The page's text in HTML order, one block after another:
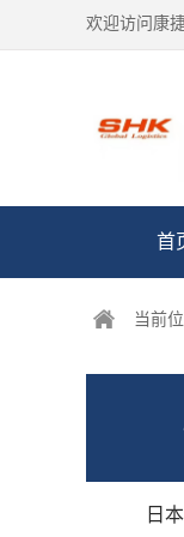
欢迎访问康
首
当前位
日